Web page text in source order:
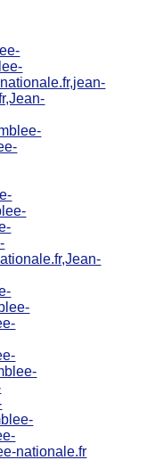
nationale.fr